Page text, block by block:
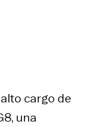
cargo de
una